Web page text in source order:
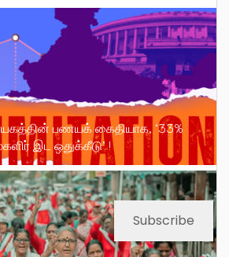
பணயக் கைதியாக, ‘33%
இட ஒதுக்கீடு’ !
Subscribe